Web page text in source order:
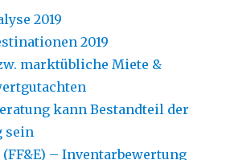
2019
2019
marktübliche Miete &
kann Bestandteil der
sein
– Inventarbewertung